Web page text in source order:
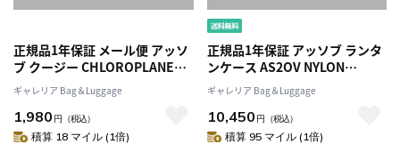
正規品1年保証 メール便 アッソ
ブ クージー CHLOROPLANE
AS2OV ORIGINAL KOOZIE ド
リンクホルダー ボトルホルダー
CHLOROPLANE SERIES 保冷
保温 水滴防止 防水 撥水 缶 カバ
ギャレリア Bag＆Luggage
1,980 円 （税込）
積算 18 マイル (1倍)
正規品1年保証 アッソブ ランタ
ンケース AS2OV NYLON
POLYCARBONATE LANTERN
CASE ナイロンポリカーボネー
ト ランタン 収納ケース キャン
プ用品 ケース 大きめ ファスナ
ギャレリア Bag＆Luggage
10,450 円 （税込）
積算 95 マイル (1倍)